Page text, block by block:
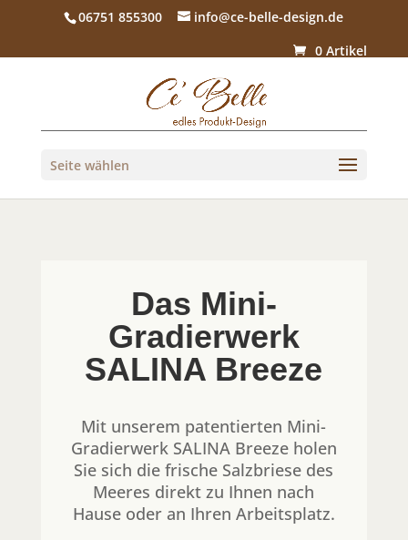
06751 855300
info@ce-belle-design.de
0 Artikel
Seite wählen
Das Mini-
Gradierwerk
SALINA Breeze
Mit unserem patentierten Mini-
Gradierwerk SALINA Breeze holen
Sie sich die frische Salzbriese des
Meeres direkt zu Ihnen nach
Hause oder an Ihren Arbeitsplatz.